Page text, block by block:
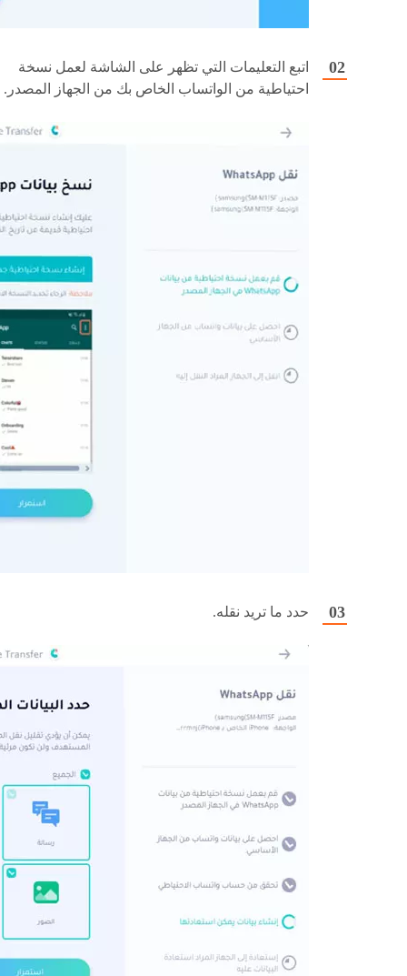
اتبع التعليمات التي تظهر على الشاشة لعمل نسخة
احتياطية من الواتساب الخاص بك من الجهاز المصدر.
حدد ما تريد نقله.